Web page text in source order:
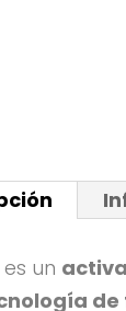
es un